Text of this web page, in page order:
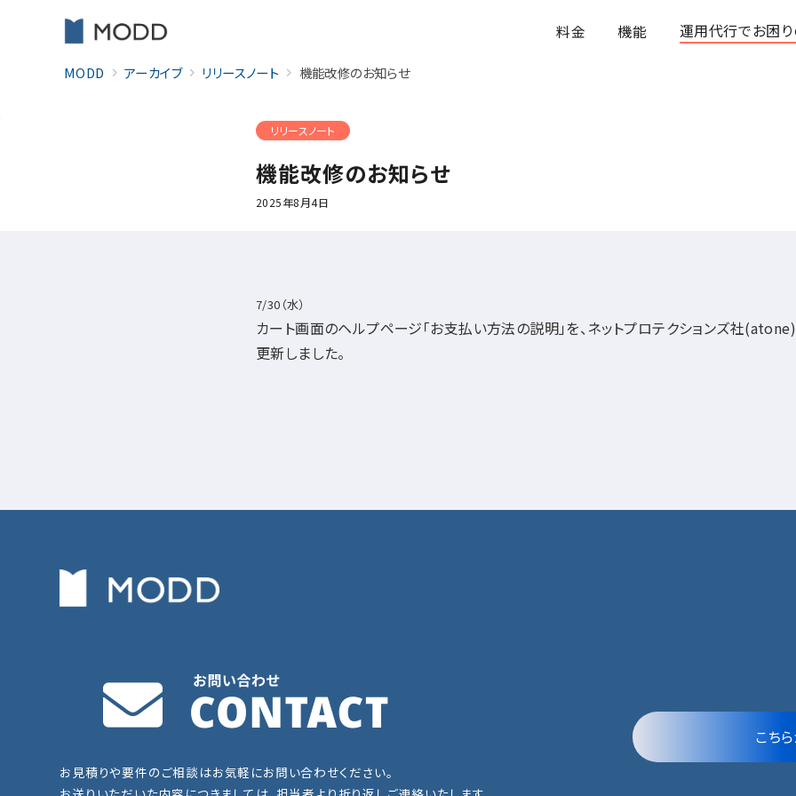
料金 機能 運用代行でお困
MODD アーカイブ リリースノート 機能改修のお知らせ
リリースノート
機能改修のお知らせ
2025年8月4日
7/30（水）
カート画面のヘルプページ「お支払い方法の説明」を、ネットプロテクションズ社
更新しました。
お見積りや要件のご相談はお気軽にお問い合わせください。
こち